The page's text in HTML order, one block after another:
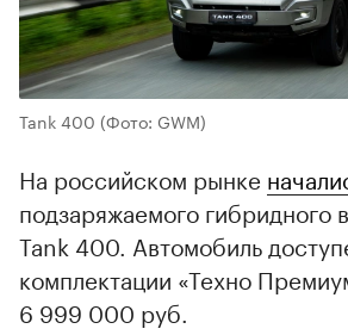
Tank 400 (Фото: GWM)
На российском рынке
подзаряжаемого гибридного
Tank 400. Автомобиль
комплектации «Техно
6 999 000 руб.